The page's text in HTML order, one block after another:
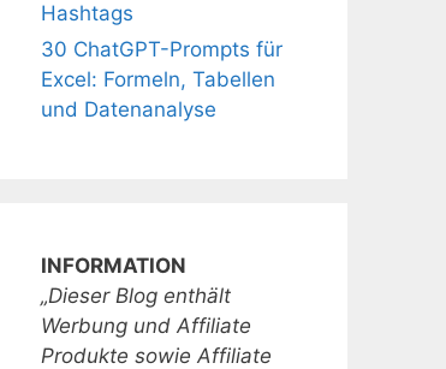
Hashtags
30 ChatGPT-Prompts für
Excel: Formeln, Tabellen
und Datenanalyse
INFORMATION
„Dieser Blog enthält
Werbung und Affiliate
Produkte sowie Affiliate